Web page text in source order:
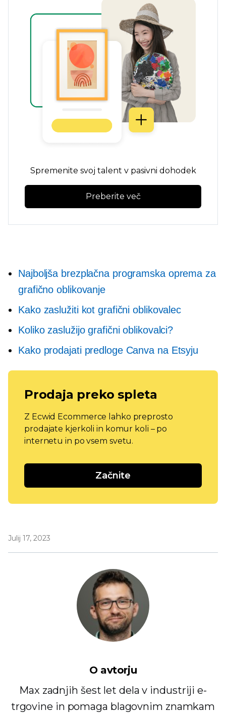
Spremenite svoj talent v pasivni dohodek
Preberite več
Najboljša brezplačna programska oprema za
grafično oblikovanje
Kako zaslužiti kot grafični oblikovalec
Koliko zaslužijo grafični oblikovalci?
Kako prodajati predloge Canva na Etsyju
Prodaja preko spleta
Z Ecwid Ecommerce lahko preprosto
prodajate kjerkoli in komur koli – po
internetu in po vsem svetu.
Začnite
Julij 17, 2023
O avtorju
Max zadnjih šest let dela v industriji e-
trgovine in pomaga blagovnim znamkam